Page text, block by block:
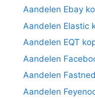
Aandelen Ebay
Aandelen Elastic
Aandelen EQT
Aandelen
Aandelen
Aandelen